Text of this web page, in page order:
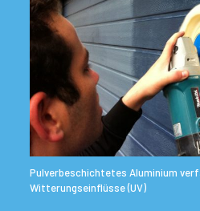
Pulverbeschichtetes Aluminium
Witterungseinflüsse (UV)